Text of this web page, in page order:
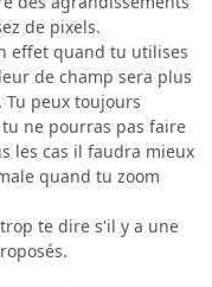
de pixels.
effet quand tu utilises
de champ sera plus
peux toujours
ne pourras pas faire
les cas il faudra mieux
quand tu zoom
te dire s'il y a une